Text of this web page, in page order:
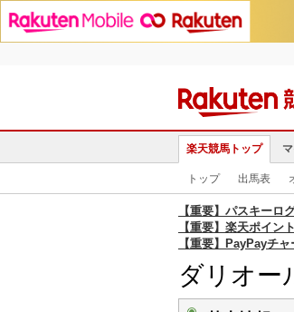
楽天競馬トップ
トップ 出馬表
【重要】パスキーロ
【重要】楽天ポイン
【重要】PayPayチ
ダリオー